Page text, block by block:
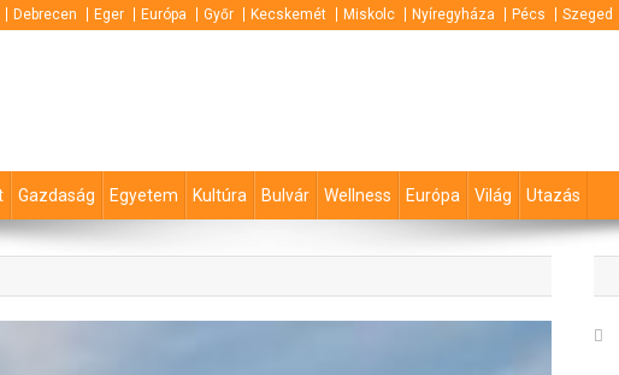
Debrecen Eger Európa Győr Kecskemét Miskolc Nyíregyháza Pécs Szeged
Gazdaság Egyetem Kultúra Bulvár Wellness Európa Világ Utazás